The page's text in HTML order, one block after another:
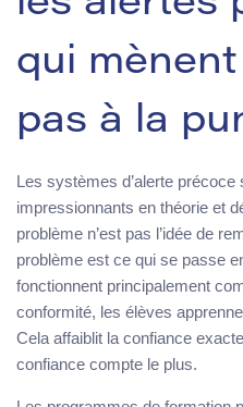
qui mènent
pas à la
Les systèmes d’alerte
impressionnants en théorie et
problème n’est pas l’idée de
problème est ce qui se passe
fonctionnent principalement
conformité, les élèves
Cela affaiblit la confiance
confiance compte le plus.